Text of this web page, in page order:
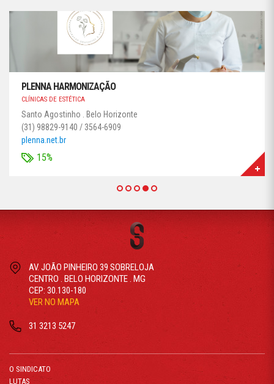
PLENNA HARMONIZAÇÃO
CLÍNICAS DE ESTÉTICA
Santo Agostinho . Belo Horizonte
(31) 98829-9140 / 3564-6909
plenna.net.br
15%
AV. JOÃO PINHEIRO 39 SOBRELOJA
CENTRO . BELO HORIZONTE . MG
CEP: 30.130-180
VER NO MAPA
31 3213 5247
O SINDICATO
LUTAS